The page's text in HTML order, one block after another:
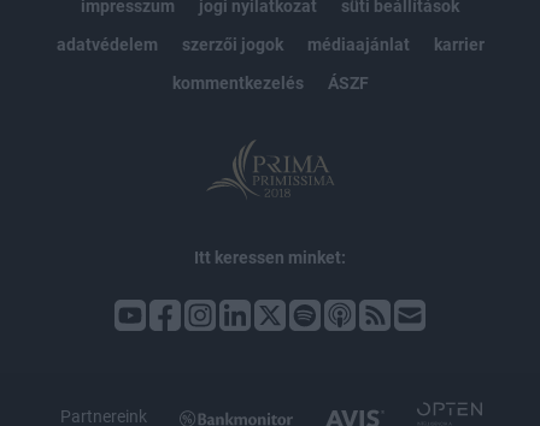
impresszum
jogi nyilatkozat
süti beállítások
adatvédelem
szerzői jogok médiaajánlat
karrier
kommentkezelés
ÁSZF
Itt keressen minket:
Partnereink